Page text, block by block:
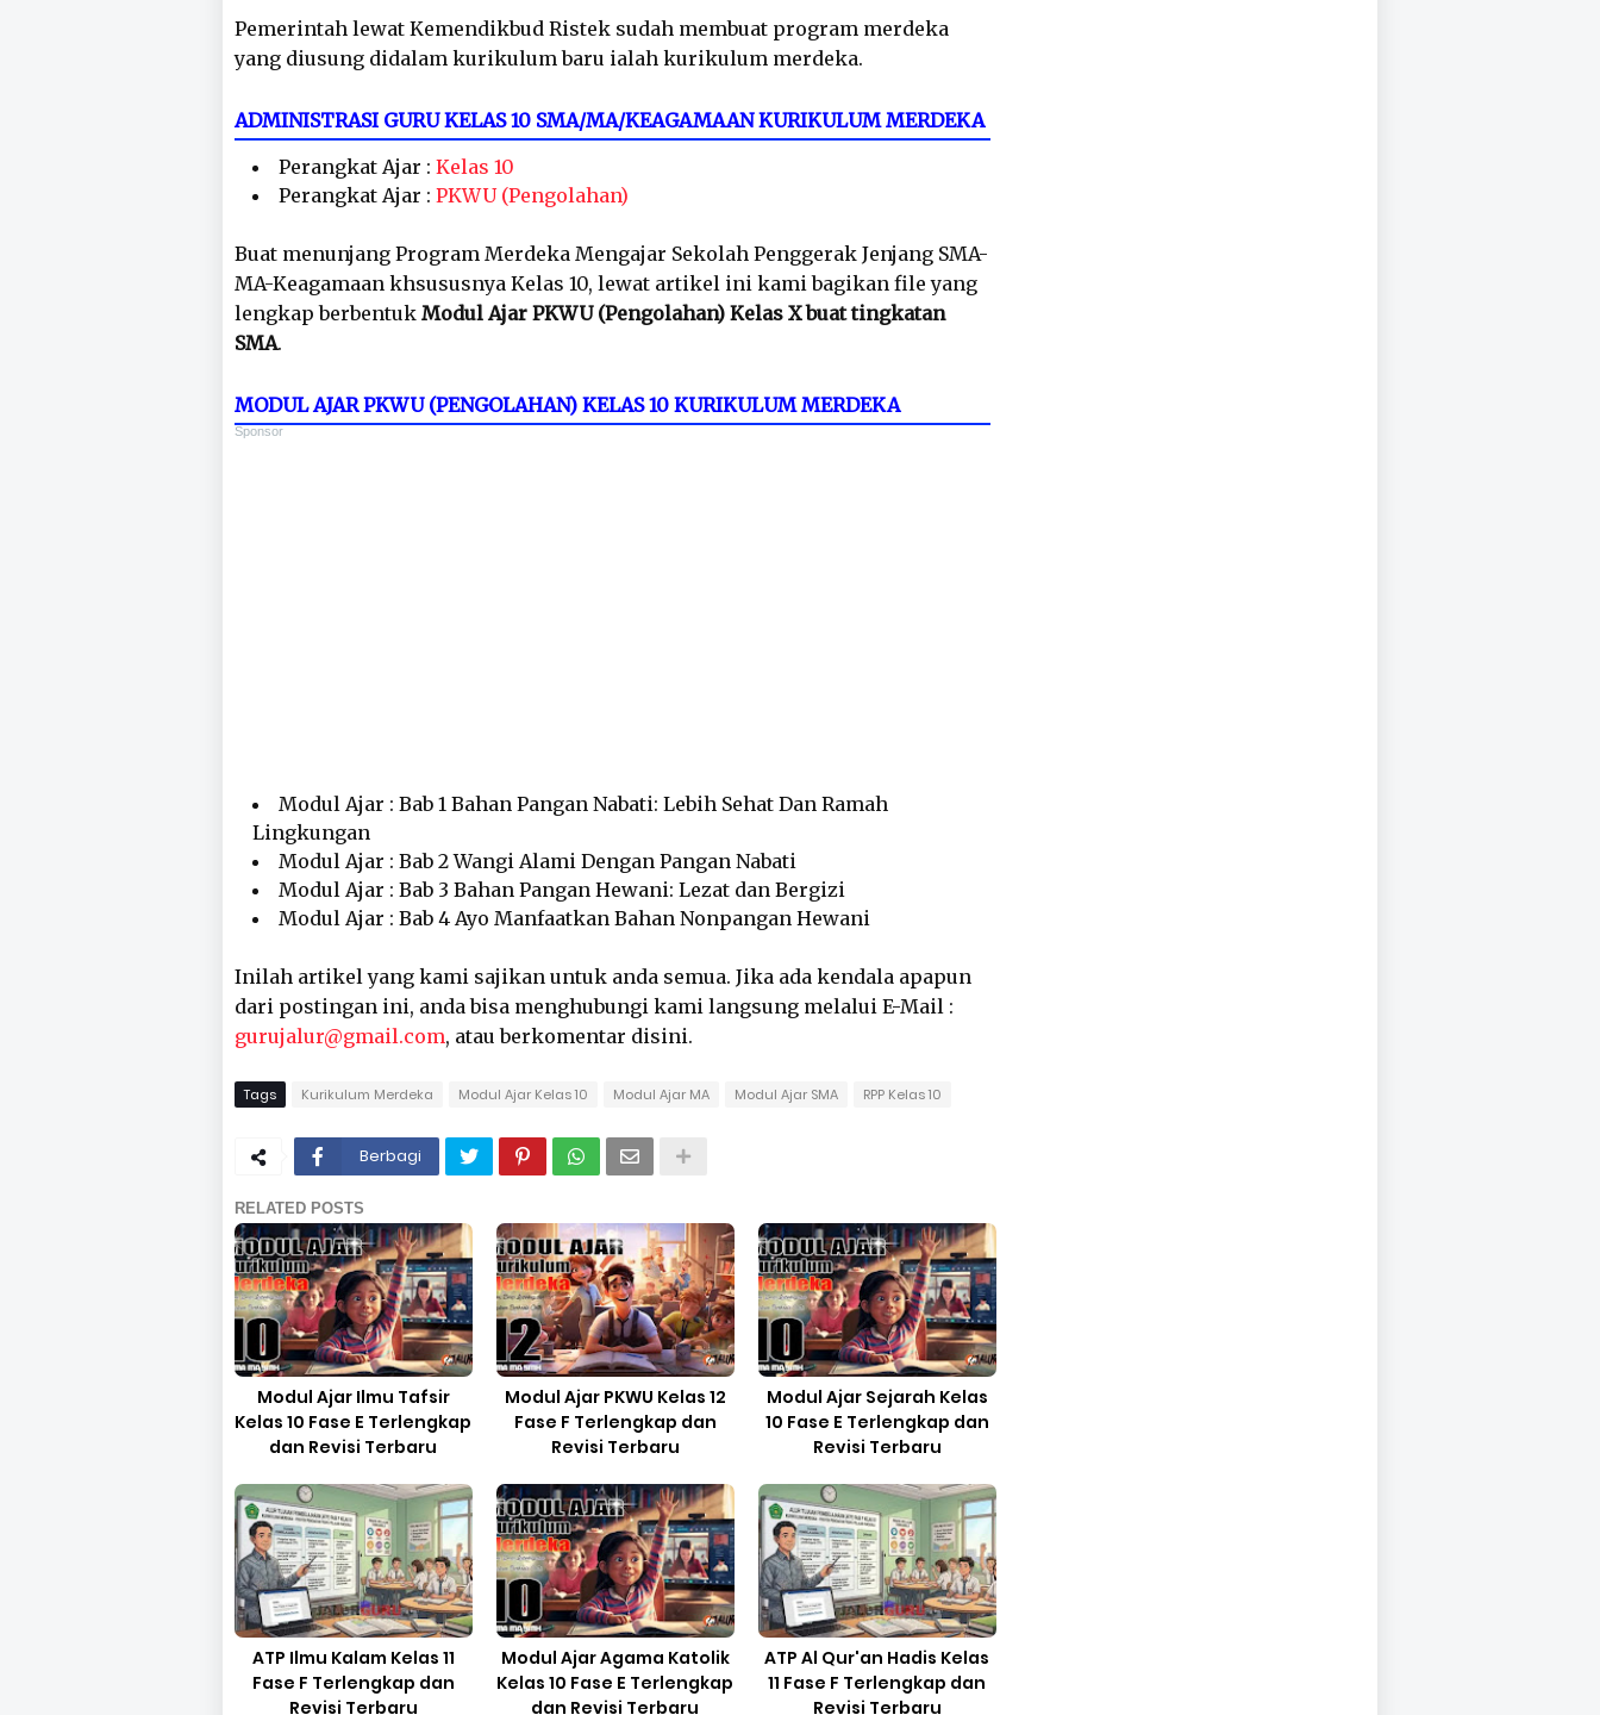
Pemerintah lewat Kemendikbud Ristek sudah membuat program merdeka
yang diusung didalam kurikulum baru ialah kurikulum merdeka.
ADMINISTRASI GURU KELAS 10 SMA/MA/KEAGAMAAN KURIKULUM MERDEKA
Perangkat Ajar : Kelas 10
Perangkat Ajar : PKWU (Pengolahan)
Buat menunjang Program Merdeka Mengajar Sekolah Penggerak Jenjang SMA-
MA-Keagamaan khsususnya Kelas 10, lewat artikel ini kami bagikan file yang
lengkap berbentuk Modul Ajar PKWU (Pengolahan) Kelas X buat tingkatan
SMA.
MODUL AJAR PKWU (PENGOLAHAN) KELAS 10 KURIKULUM MERDEKA
Sponsor
Modul Ajar : Bab 1 Bahan Pangan Nabati: Lebih Sehat Dan Ramah
Lingkungan
Modul Ajar : Bab 2 Wangi Alami Dengan Pangan Nabati
Modul Ajar : Bab 3 Bahan Pangan Hewani: Lezat dan Bergizi
Modul Ajar : Bab 4 Ayo Manfaatkan Bahan Nonpangan Hewani
Inilah artikel yang kami sajikan untuk anda semua. Jika ada kendala apapun
dari postingan ini, anda bisa menghubungi kami langsung melalui E-Mail :
gurujalur@gmail.com, atau berkomentar disini.
Tags Kurikulum Merdeka Modul Ajar Kelas 10 Modul Ajar MA Modul Ajar SMA RPP Kelas 10
Berbagi
RELATED POSTS
Modul Ajar Ilmu Tafsir
Kelas 10 Fase E Terlengkap
dan Revisi Terbaru
Modul Ajar PKWU Kelas 12
Fase F Terlengkap dan
Revisi Terbaru
Modul Ajar Sejarah Kelas
10 Fase E Terlengkap dan
Revisi Terbaru
ATP Ilmu Kalam Kelas 11
Fase F Terlengkap dan
Revisi Terbaru
Modul Ajar Agama Katolik
Kelas 10 Fase E Terlengkap
dan Revisi Terbaru
ATP Al Qur'an Hadis Kelas
11 Fase F Terlengkap dan
Revisi Terbaru